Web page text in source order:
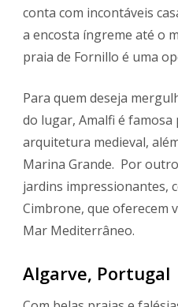
conta com incontáveis
a encosta íngreme até o
praia de Fornillo é uma
Para quem deseja
do lugar, Amalfi é famosa
arquitetura medieval,
Marina Grande. Por
jardins impressionantes,
Cimbrone, que oferecem
Mar Mediterrâneo.
Algarve, Portugal